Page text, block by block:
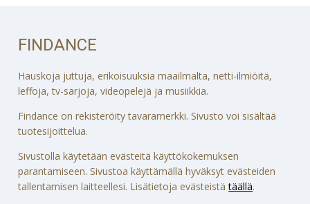
FINDANCE
Hauskoja juttuja, erikoisuuksia maailmalta, netti-ilmiöitä,
leffoja, tv-sarjoja, videopelejä ja musiikkia.
Findance on rekisteröity tavaramerkki. Sivusto voi sisältää
tuotesijoittelua.
Sivustolla käytetään evästeitä käyttökokemuksen
parantamiseen. Sivustoa käyttämällä hyväksyt evästeiden
tallentamisen laitteellesi. Lisätietoja evästeistätäällä.